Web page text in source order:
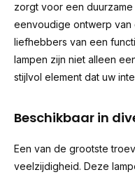
zorgt voor een duurzame
eenvoudige ontwerp van
liefhebbers van een
lampen zijn niet alleen
stijlvol element dat uw
Beschikbaar in
Een van de grootste
veelzijdigheid. Deze